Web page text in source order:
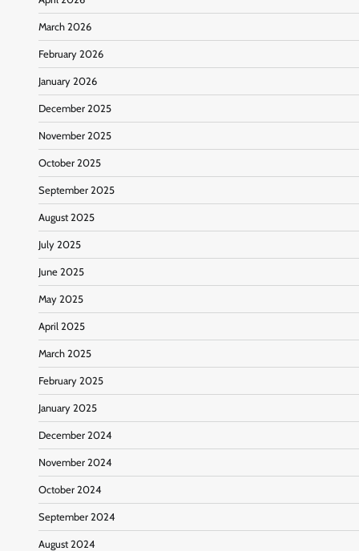
March 2026
February 2026
January 2026
December 2025
November 2025
October 2025
September 2025
August 2025
July 2025
June 2025
May 2025
April 2025
March 2025
February 2025
January 2025
December 2024
November 2024
October 2024
September 2024
August 2024